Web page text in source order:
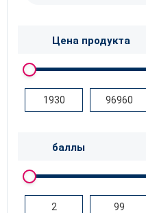
Цена продукта
баллы